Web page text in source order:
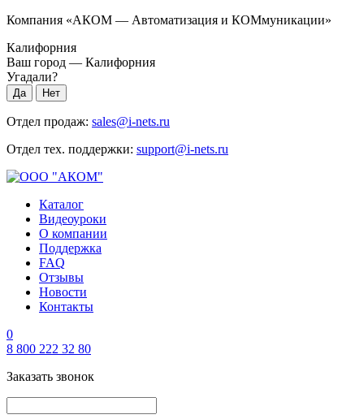
Компания «АКОМ — Автоматизация и КОМмуникации»
Калифорния
Ваш город — Калифорния
Угадали?
Отдел продаж: sales@i-nets.ru
Отдел тех. поддержки: support@i-nets.ru
Каталог
Видеоуроки
О компании
Поддержка
FAQ
Отзывы
Новости
Контакты
0
8 800 222 32 80
Заказать звонок